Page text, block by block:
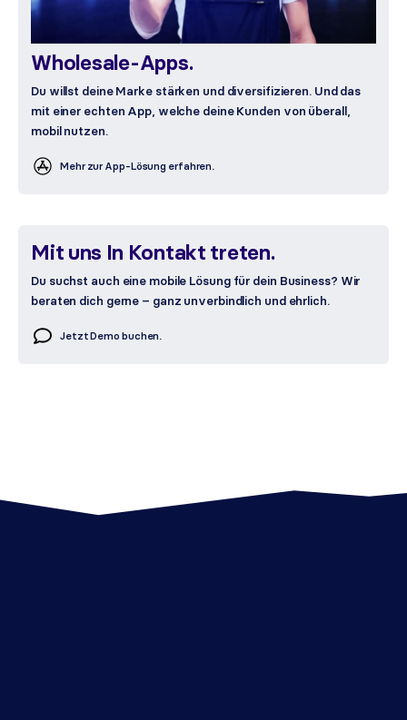
Wholesale-Apps.
Du willst deine Marke stärken und diversifizieren. Und das
mit einer echten App, welche deine Kunden von überall,
mobil nutzen.
Mehr zur App-Lösung erfahren.
Mit uns In Kontakt treten.
Du suchst auch eine mobile Lösung für dein Business? Wir
beraten dich gerne – ganz unverbindlich und ehrlich.
Jetzt Demo buchen.